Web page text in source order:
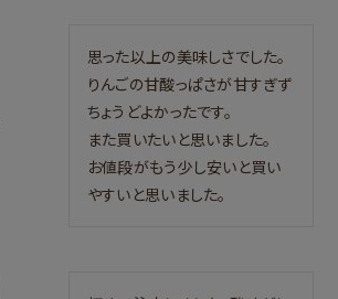
思った以上の美味しさでした。
りんごの甘酸っぱさが甘すぎず
ちょうどよかったです。
また買いたいと思いました。
お値段がもう少し安いと買い
やすいと思いました。